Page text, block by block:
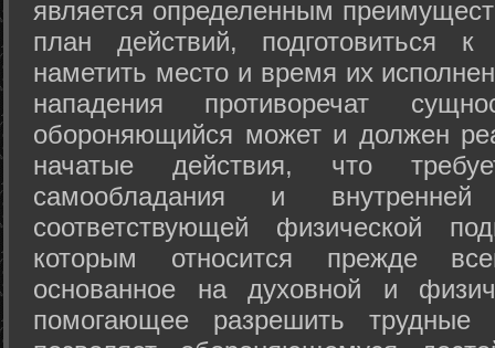
является определенным
план действий, подготовиться
наметить место и время их
нападения противоречат
обороняющийся может и должен
начатые действия, что
самообладания и
соответствующей физической
которым относится прежде
основанное на духовной и
помогающее разрешить